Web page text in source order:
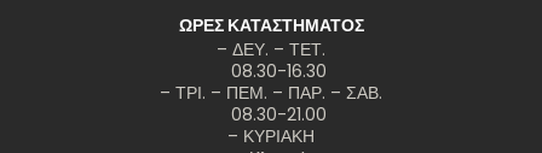
ΩΡΕΣ ΚΑΤΑΣΤΗΜΑΤΟΣ
– ΔΕΥ. – ΤΕΤ.
08.30-16.30
– ΤΡΙ. – ΠΕΜ. – ΠΑΡ. – ΣΑΒ.
08.30-21.00
– ΚΥΡΙΑΚΗ